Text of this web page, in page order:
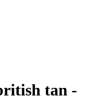
tan -